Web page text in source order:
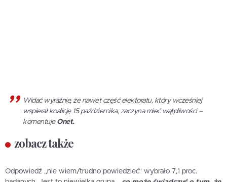
Widać wyraźnie, że nawet część elektoratu, który wcześniej
wspierał koalicję 15 października, zaczyna mieć wątpliwości –
komentuje Onet.
zobacz także
Odpowiedź „nie wiem/trudno powiedzieć” wybrało 7,1 proc.